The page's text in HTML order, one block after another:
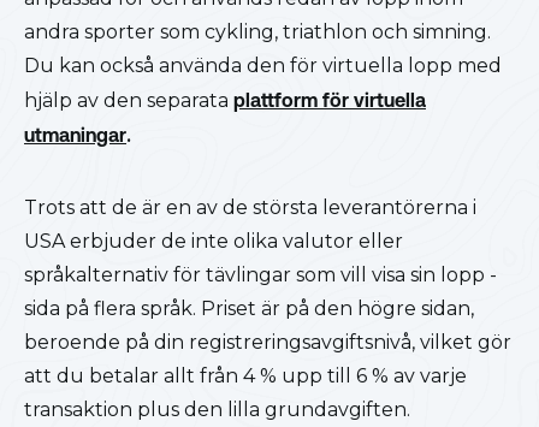
andra sporter som cykling, triathlon och simning.
Du kan också använda den för virtuella lopp med
hjälp av den separata plattform för virtuella
utmaningar.
Trots att de är en av de största leverantörerna i
USA erbjuder de inte olika valutor eller
språkalternativ för tävlingar som vill visa sin lopp -
sida på flera språk. Priset är på den högre sidan,
beroende på din registreringsavgiftsnivå, vilket gör
att du betalar allt från 4 % upp till 6 % av varje
transaktion plus den lilla grundavgiften.